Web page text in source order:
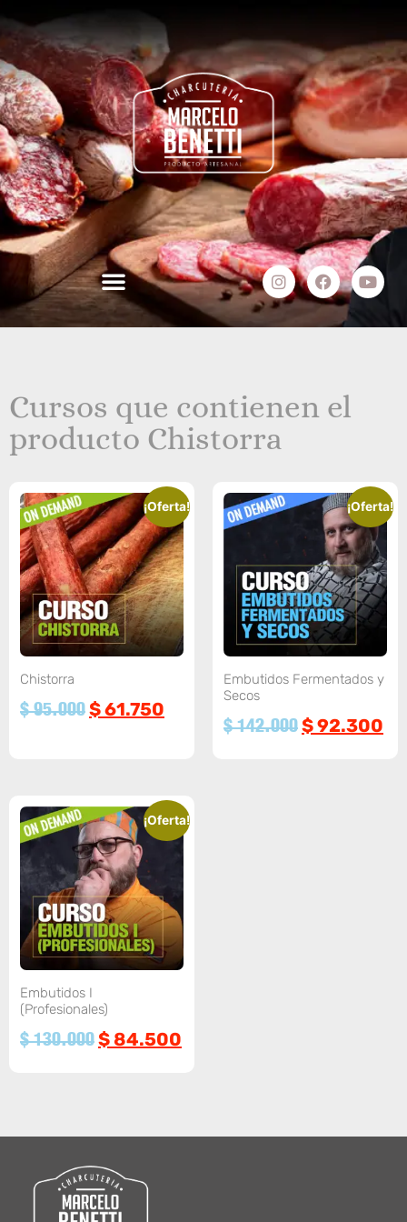
Cursos que contienen el
producto Chistorra
¡Oferta!
Chistorra
$ 95.000 $61.750
¡Oferta!
Embutidos Fermentados y
Secos
$ 142.000 $92.300
¡Oferta!
Embutidos I
(Profesionales)
$ 130.000 $ 84.500